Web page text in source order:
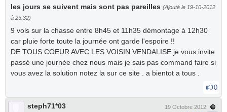
les jours se suivent mais sont pas pareilles (Ajouté le 19-10-2012
à 23:32)
9 vols sur la chasse entre 8h45 et 11h35 démontage à 12h30
car pluie forte toute la journée ont garde l'espoire !!
DE TOUS COEUR AVEC LES VOISIN VENDALISE je vous invite
passé une journée chez nous mais je sais pas command faire si
vous avez la solution notez la sur ce site . a bientot a tous .
0
steph71*03
19 Octobre 2012